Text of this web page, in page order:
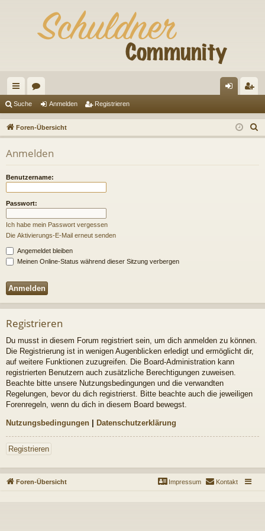
ch
ne
llz
ug
riff
en m
el
ist
rie
Suche Anmelden Registrieren
Foren-Übersicht
u
Anmelden
Benutzername:
Passwort:
Ich habe mein Passwort vergessen
Die Aktivierungs-E-Mail erneut senden
Angemeldet bleiben
Meinen Online-Status während dieser Sitzung verbergen
Registrieren
Du musst in diesem Forum registriert sein, um dich anmelden zu können.
Die Registrierung ist in wenigen Augenblicken erledigt und ermöglicht dir,
auf weitere Funktionen zuzugreifen. Die Board-Administration kann
registrierten Benutzern auch zusätzliche Berechtigungen zuweisen.
Beachte bitte unsere Nutzungsbedingungen und die verwandten
Regelungen, bevor du dich registrierst. Bitte beachte auch die jeweiligen
Forenregeln, wenn du dich in diesem Board bewegst.
Nutzungsbedingungen | Datenschutzerklärung
Registrieren
Foren-Übersicht Kontakt
Impressum